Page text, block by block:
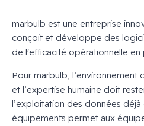
marbulb est une entreprise
conçoit et développe des
de l'efficacité opérationnelle en
Pour marbulb,
et l’expertise humaine doit
l’exploitation des données déjà
équipements permet aux